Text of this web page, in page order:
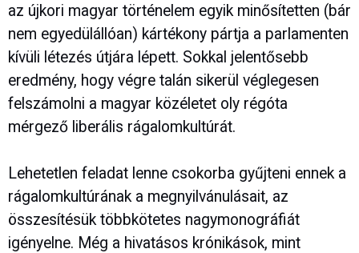
az újkori magyar történelem egyik minősítetten (bár
nem egyedülállóan) kártékony pártja a parlamenten
kívüli létezés útjára lépett. Sokkal jelentősebb
eredmény, hogy végre talán sikerül véglegesen
felszámolni a magyar közéletet oly régóta
mérgező liberális rágalomkultúrát.
Lehetetlen feladat lenne csokorba gyűjteni ennek a
rágalomkultúrának a megnyilvánulásait, az
összesítésük többkötetes nagymonográfiát
igényelne. Még a hivatásos krónikások, mint